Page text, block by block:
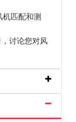
机匹配和测
讨论您对风